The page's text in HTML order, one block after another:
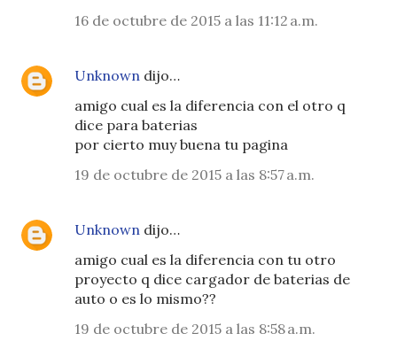
16 de octubre de 2015 a las 11:12 a.m.
Unknown dijo…
amigo cual es la diferencia con el otro q
dice para baterias
por cierto muy buena tu pagina
19 de octubre de 2015 a las 8:57 a.m.
Unknown dijo…
amigo cual es la diferencia con tu otro
proyecto q dice cargador de baterias de
auto o es lo mismo??
19 de octubre de 2015 a las 8:58 a.m.